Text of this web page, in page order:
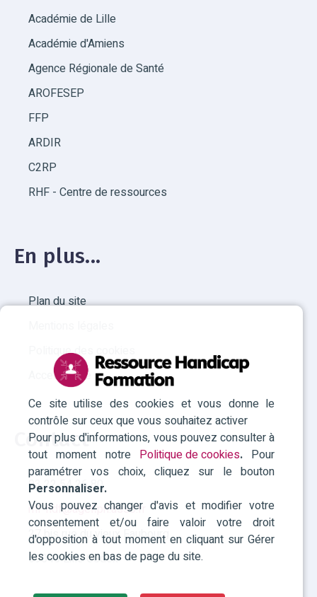
Ce site utilise des cookies et vous donne le
contrôle sur ceux que vous souhaitez activer
Pour plus d'informations, vous pouvez consulter à
tout moment notre Politique de cookies.Pour
paramétrer vos choix, cliquez sur le bouton
Personnaliser.
Vous pouvez changer d'avis et modifier votre
consentement et/ou faire valoir votre droit
d'opposition à tout moment en cliquant sur Gérer
les cookies en bas de page du site.
Académie de Lille
Académie d'Amiens
Agence Régionale de Santé
AROFESEP
FFP
ARDIR
C2RP
RHF - Centre de ressources
En plus...
Plan du site
Politique des cookies
Accessibilité
Contact
03 22 54 26 80
rhf-hdf@agefiph.asso.fr
27 bis rue du vieux Faubourg
59040 Lille Cedex